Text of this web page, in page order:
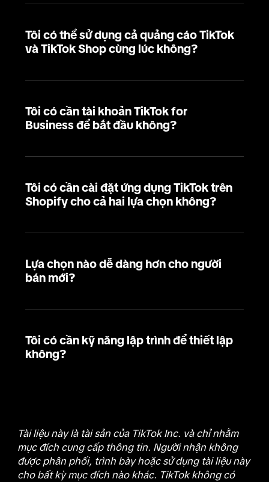
Tôi có thể sử dụng cả quảng cáo TikTok
và TikTok Shop cùng lúc không?
Tôi có cần tài khoản TikTok for
Business để bắt đầu không?
Tôi có cần cài đặt ứng dụng TikTok trên
Shopify cho cả hai lựa chọn không?
Lựa chọn nào dễ dàng hơn cho người
bán mới?
Tôi có cần kỹ năng lập trình để thiết lập
không?
Tài liệu này là tài sản của TikTok Inc. và chỉ nhằm
mục đích cung cấp thông tin. Người nhận không
được phân phối, trình bày hoặc sử dụng tài liệu này
cho bất kỳ mục đích nào khác. TikTok không có